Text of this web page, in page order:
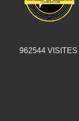
962544 VISITES